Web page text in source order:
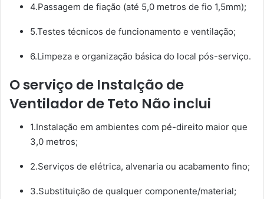
4.Passagem de fiação (até 5,0 metros de fio 1,5mm);
5.Testes técnicos de funcionamento e ventilação;
6.Limpeza e organização básica do local pós-serviço.
O serviço de Instalção de
Ventilador de Teto Não inclui
1.Instalação em ambientes com pé-direito maior que
3,0 metros;
2.Serviços de elétrica, alvenaria ou acabamento fino;
3.Substituição de qualquer componente/material;